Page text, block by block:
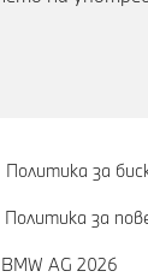
Политика за
Политика за
AG 2026